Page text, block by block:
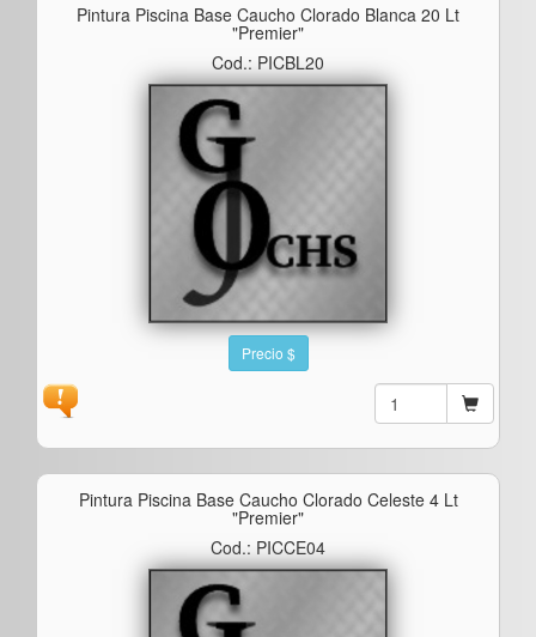
Pintura Piscina Base Caucho Clorado Blanca 20 Lt
"premier"
Cod.: PICBL20
Precio $
Pintura Piscina Base Caucho Clorado Celeste 4 Lt
"premier"
Cod.: PICCE04